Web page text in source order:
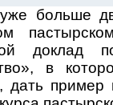
больше
доклад
в
дать